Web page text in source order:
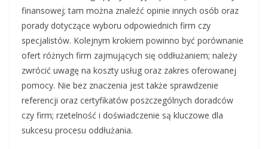
finansowej; tam można znaleźć opinie innych osób oraz
porady dotyczące wyboru odpowiednich firm czy
specjalistów. Kolejnym krokiem powinno być porównanie
ofert różnych firm zajmujących się oddłużaniem; należy
zwrócić uwagę na koszty usług oraz zakres oferowanej
pomocy. Nie bez znaczenia jest także sprawdzenie
referencji oraz certyfikatów poszczególnych doradców
czy firm; rzetelność i doświadczenie są kluczowe dla
sukcesu procesu oddłużania.